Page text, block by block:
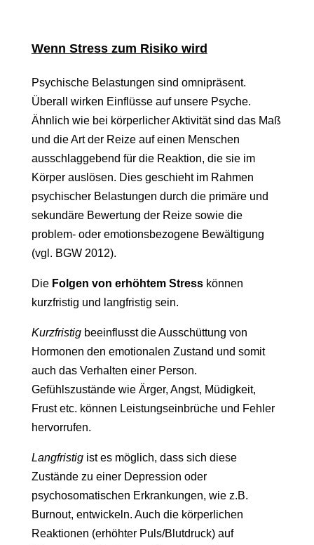
Wenn Stress zum Risiko wird
Psychische Belastungen sind omnipräsent.
Überall wirken Einflüsse auf unsere Psyche.
Ähnlich wie bei körperlicher Aktivität sind das Maß
und die Art der Reize auf einen Menschen
ausschlaggebend für die Reaktion, die sie im
Körper auslösen. Dies geschieht im Rahmen
psychischer Belastungen durch die primäre und
sekundäre Bewertung der Reize sowie die
problem- oder emotionsbezogene Bewältigung
(vgl. BGW 2012).
Die Folgen von erhöhtem Stresskönnen
kurzfristig und langfristig sein.
Kurzfristig beeinflusst die Ausschüttung von
Hormonen den emotionalen Zustand und somit
auch das Verhalten einer Person.
Gefühlszustände wie Ärger, Angst, Müdigkeit,
Frust etc. können Leistungseinbrüche und Fehler
hervorrufen.
Langfristig ist es möglich, dass sich diese
Zustände zu einer Depression oder
psychosomatischen Erkrankungen, wie z.B.
Burnout, entwickeln. Auch die körperlichen
Reaktionen (erhöhter Puls/Blutdruck) auf